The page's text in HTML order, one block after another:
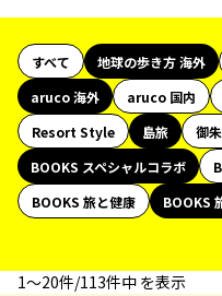
すべて 地球の歩き方 海外
aruco 海外
aruco 国内
Resort Style
島旅 御
BOOKS スペシャルコラボ
BOOKS 旅と健康
BOOKS
1〜20件/113件中 を表示